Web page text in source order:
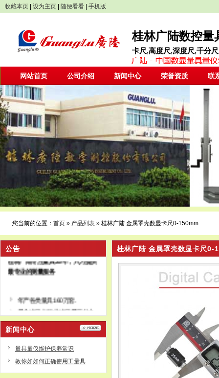
收藏本页 设为主页 随便看看 手机版
桂林广陆数控量
卡尺,高度尺,深度尺,千分
网站首页 公司介绍 新闻中心 荣誉资质 联
您当前的位置： 首页 » 产品列表 » 桂林广陆 金属罩壳数显卡尺0-150mm
公告
桂林广陆专注量具25年，只为提供
最专业的测量服务
二
行业内唯一上市公司
深股代码002175
下辖无锡广陆、上海销售分公
司和上海量具刃具厂有限公司
新闻中心
量具量仪维护保养常识
教你如如何正确使用工量具
桂林广陆 金属罩壳数显卡尺0-